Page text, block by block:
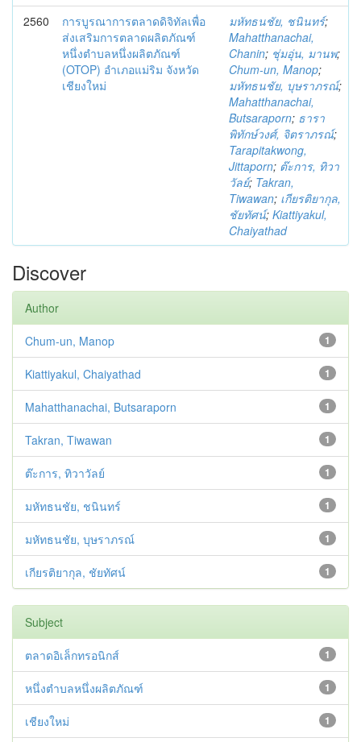
2560
การบูรณาการตลาดดิจิทัลเพื่อ
ส่งเสริมการตลาดผลิตภัณฑ์
หนึ่งตำบลหนึ่งผลิตภัณฑ์
(OTOP) อำเภอแม่ริม จังหวัด
เชียงใหม่
มหัทธนชัย, ชนินทร์;
Mahatthanachai,
Chanin; ชุ่มอุ่น, มานพ;
Chum-un, Manop;
มหัทธนชัย, บุษราภรณ์;
Mahatthanachai,
Butsaraporn; ธารา
พิทักษ์วงศ์, จิตราภรณ์;
Tarapitakwong,
Jittaporn; ต๊ะการ, ทิวา
วัลย์; Takran,
Tiwawan; เกียรติยากุล,
ชัยทัศน์; Kiattiyakul,
Chaiyathad
Discover
Author
1
Chum-un, Manop
1
Kiattiyakul, Chaiyathad
1
Mahatthanachai, Butsaraporn
1
Takran, Tiwawan
1
ต๊ะการ, ทิวาวัลย์
1
มหัทธนชัย, ชนินทร์
1
มหัทธนชัย, บุษราภรณ์
1
เกียรติยากุล, ชัยทัศน์
Subject
1
ตลาดอิเล็กทรอนิกส์
1
หนึ่งตำบลหนึ่งผลิตภัณฑ์
1
เชียงใหม่